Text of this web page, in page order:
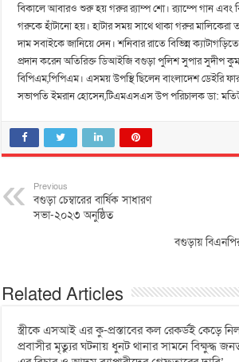
বিকালে আবারও শুরু হয় গরুর র‌্যাম্প শো। র‌্যাম্পে গান এবং
গরুকে হাঁটানো হয়। হাটার সময় সাথে থাকা গরুর
দাম সবাইকে জানিয়ে দেন। শনিবার রাতে বিভিন্ন
প্রদান করেন অতিরিক্ত ডিআইজি বগুড়া পুলিশ সুপার সুদীপ
বিপিএম,পিপিএম। এসময় উপস্থি ছিলেন বাংলাদেশ ডেইরি
সভাপতি ইমরান হোসেন,টিএমএসএস উপ পরিচালক ডা:
Previous
বগুড়া চেম্বারের বার্ষিক সাধারণ
সভা-২০২৩ অনুষ্ঠিত
বগুড়ায়
Related Articles
স্ত্রীকে এসআই এর কু-প্রস্তাবের কল রেকর্ডই কেড়ে
প্রবাসীর মৃত্যুর ঘটনায় ধুনট থানার সামনে বিক্ষুদ্ধ